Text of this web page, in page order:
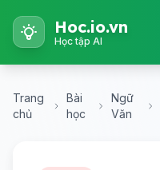
Hoc.io.vn
Học tập AI
Trang
chủ
Bài
học
Ngữ
Văn